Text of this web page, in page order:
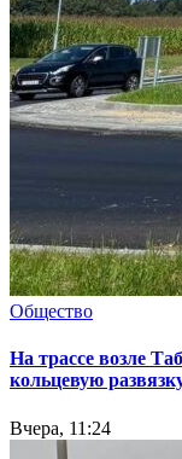
Общество
На трассе возле
кольцевую
Вчера, 11:24